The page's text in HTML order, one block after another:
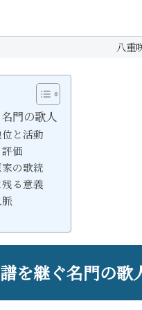
八重
門の歌人
と活動
価
の歌統
る意義
を継ぐ名門の歌